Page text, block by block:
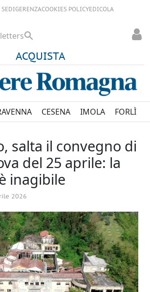
SEDIGERENZACOOKIES POLICYEDICOLA
ACQUISTA
CESENA IMOLA FORLÌ
salta il convegno di
del 25 aprile: la
inagibile
2026